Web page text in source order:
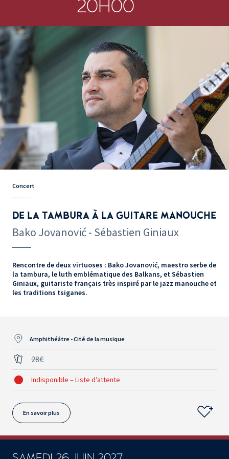
20H00
Concert
DE LA TAMBURA À LA GUITARE MANOUCHE
Bako Jovanović - Sébastien Giniaux
Rencontre de deux virtuoses : Bako Jovanović, maestro serbe de
la tambura, le luth emblématique des Balkans, et Sébastien
Giniaux, guitariste français très inspiré par le jazz manouche et
les traditions tsiganes.
Amphithéâtre - Cité de la musique
28€
Indisponible – Liste d’attente
En savoir plus